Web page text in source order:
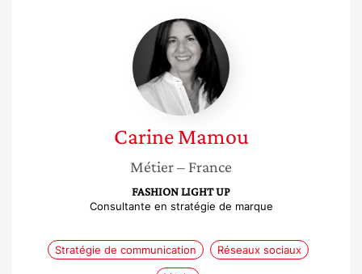
Carine
Mamou
Carine Mamou
Métier– France
FASHION LIGHT UP
Consultante en stratégie de marque
Stratégie de communication Réseaux sociaux